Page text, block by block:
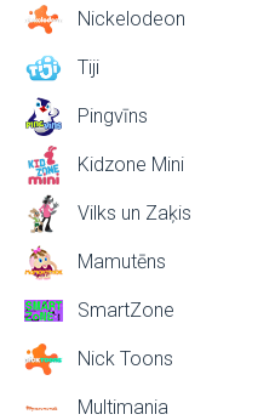
Nickelodeon
Tiji
Pingvīns
Kidzone Mini
Vilks un Zaķis
Mamutēns
SmartZone
Nick Toons
Multimania